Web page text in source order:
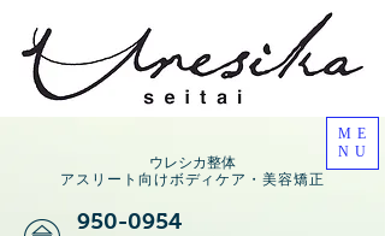
ウレシカ整体
アスリート向けボディケア・美容矯正
ME
NU
950-0954